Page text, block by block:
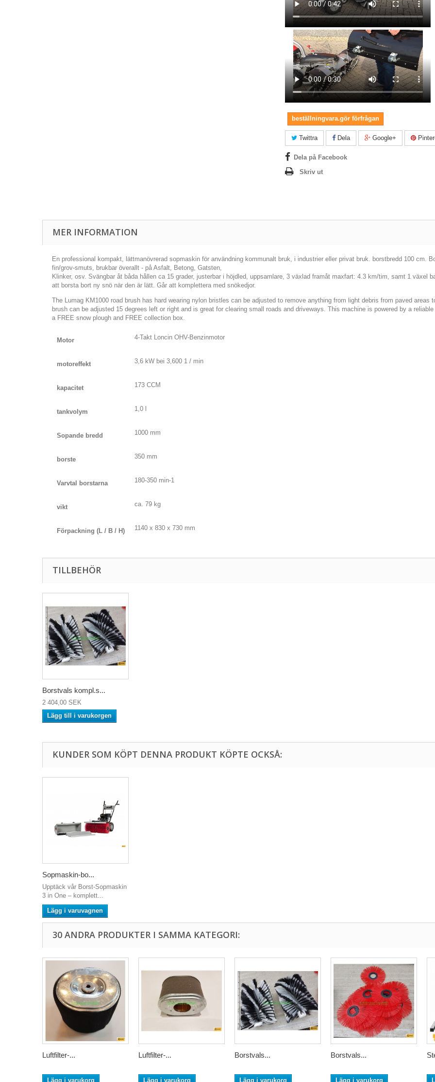
beställningvara.gör förfrågan
Twittra Dela Google+
Dela på Facebook
Skriv ut
MER INFORMATION
En professional kompakt, lättmanövrerad sopmaskin för användning kommunalt bruk, i industrier eller privat bruk. borstbredd 100 cm.
fin/grov-smuts, brukbar överallt - på Asfalt, Betong, Gatsten,
Klinker, osv. Svängbar åt båda hållen ca 15 grader, justerbar i höjdled, uppsamlare, 3 växlad framåt maxfart: 4.3 km/tim, samt 1 växel
att borsta bort ny snö när den är lätt. Går att komplettera med snökedjor.
The Lumag KM1000 road brush has hard wearing nylon bristles can be adjusted to remove anything from light debris from paved
brush can be adjusted 15 degrees left or right and is great for clearing small roads and driveways. This machine is powered by a
a FREE snow plough and FREE collection box.
Motor 4-Takt Loncin OHV-Benzinmotor
motoreffekt 3,6 kW bei 3,600 1 / min
kapacitet 173 CCM
tankvolym 1,0 l
Sopande bredd 1000 mm
borste 350 mm
Varvtal borstarna 180-350 min-1
vikt ca. 79 kg
Förpackning (L / B / H) 1140 x 830 x 730 mm
TILLBEHÖR
Borstvals kompl.s...
2 404,00 SEK
Lägg till i varukorgen
KUNDER SOM KÖPT DENNA PRODUKT KÖPTE OCKSÅ:
Sopmaskin-bo...
Upptäck vår Borst-Sopmaskin
3 in One – komplett...
Lägg i varuvagnen
30 ANDRA PRODUKTER I SAMMA KATEGORI:
Luftfilter-...
Lägg i varukorg
Luftfilter-...
Lägg i varukorg
Borstvals...
Lägg i varukorg
Borstvals...
Lägg i varukorg